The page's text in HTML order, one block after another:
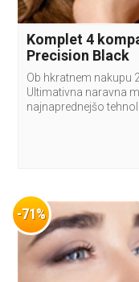
Komplet 4
Precision Black
Ob hkratnem nakupu
Ultimativna naravna
najnaprednejšo
-71%